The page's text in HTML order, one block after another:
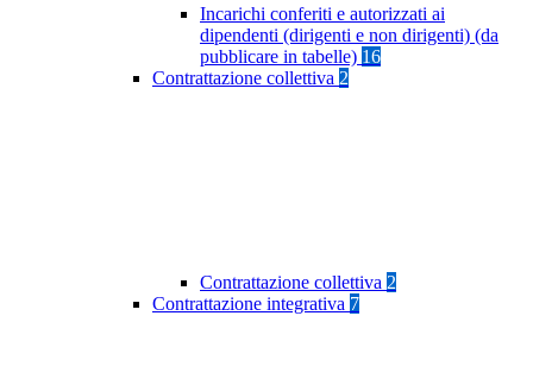
Incarichi conferiti e autorizzati ai
dipendenti (dirigenti e non dirigenti) (da
pubblicare in tabelle) 16
Contrattazione collettiva 2
Contrattazione collettiva 2
Contrattazione integrativa 7